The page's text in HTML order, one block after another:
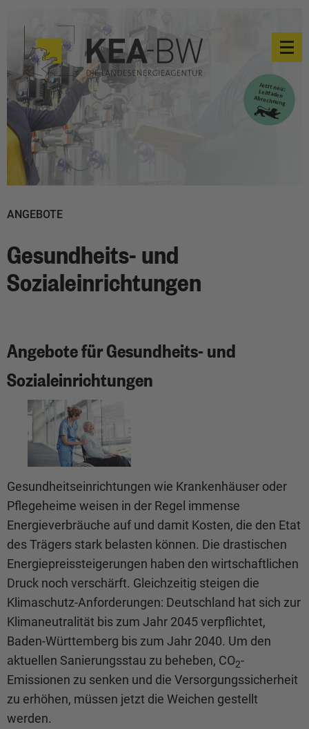
ANGEBOTE
Gesundheits- und
Sozialeinrichtungen
Angebote für Gesundheits- und
Sozialeinrichtungen
Gesundheitseinrichtungen wie Krankenhäuser oder
Pflegeheime weisen in der Regel immense
Energieverbräuche auf und damit Kosten, die den Etat
des Trägers stark belasten können. Die drastischen
Energiepreissteigerungen haben den wirtschaftlichen
Druck noch verschärft. Gleichzeitig steigen die
Klimaschutz-Anforderungen: Deutschland hat sich zur
Klimaneutralität bis zum Jahr 2045 verpflichtet,
Baden-Württemberg bis zum Jahr 2040. Um den
aktuellen Sanierungsstau zu beheben, CO2-
Emissionen zu senken und die Versorgungssicherheit
zu erhöhen, müssen jetzt die Weichen gestellt
werden.